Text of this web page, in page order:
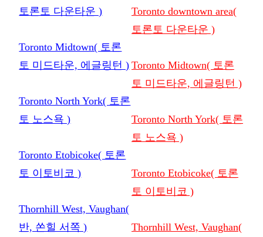
토론토 다운타운 )
Toronto Midtown( 토론
토 미드타운, 에글링턴 )
Toronto North York( 토론
토 노스욕 )
Toronto Etobicoke( 토론
토 이토비코 )
Thornhill West, Vaughan(
반, 쏜힐 서쪽 )
Toronto downtown area(
토론토 다운타운 )
Toronto Midtown( 토론
토 미드타운, 에글링턴 )
Toronto North York( 토론
토 노스욕 )
Toronto Etobicoke( 토론
토 이토비코 )
Thornhill West, Vaughan(